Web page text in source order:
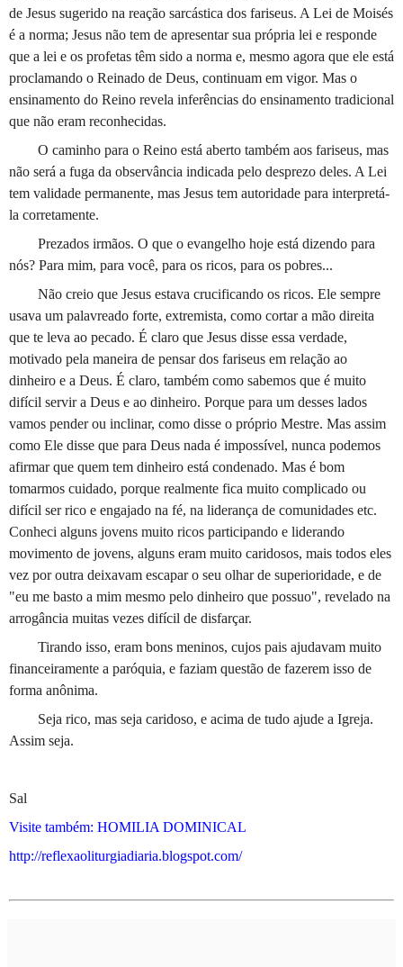
de Jesus sugerido na reação sarcástica dos fariseus. A Lei de Moisés
é a norma; Jesus não tem de apresentar sua própria lei e responde
que a lei e os profetas têm sido a norma e, mesmo agora que ele está
proclamando o Reina­do de Deus, continuam em vigor. Mas o
ensinamento do Reino revela inferências do ensinamento tradi­cional
que não eram reconhecidas.
O caminho para o Reino está aberto também aos fariseus, mas
não será a fuga da observância indicada pelo desprezo deles. A Lei
tem validade permanente, mas Jesus tem autoridade para inter­pretá-
la corretamente.
Prezados irmãos. O que o evangelho hoje está dizendo para
nós? Para mim, para você, para os ricos, para os pobres...
Não creio que Jesus estava crucificando os ricos. Ele sempre
usava um palavreado forte, extremista, como cortar a mão direita
que te leva ao pecado. É claro que Jesus disse essa verdade,
motivado pela maneira de pensar dos fariseus em relação ao
dinheiro e a Deus. É claro, também como sabemos que é muito
difícil servir a Deus e ao dinheiro. Porque para um desses lados
vamos pender ou inclinar, como disse o próprio Mestre. Mas assim
como Ele disse que para Deus nada é impossível, nunca podemos
afirmar que quem tem dinheiro está condenado. Mas é bom
tomarmos cuidado, porque realmente fica muito complicado ou
difícil ser rico e engajado na fé, na liderança de comunidades etc.
Conheci alguns jovens muito ricos participando e liderando
movimento de jovens, alguns eram muito caridosos, mais todos eles
vez por outra deixavam escapar o seu olhar de superioridade, e de
"eu me basto a mim mesmo pelo dinheiro que possuo", revelado na
arrogância muitas vezes difícil de disfarçar.
Tirando isso, eram bons meninos, cujos pais ajudavam muito
financeiramente a paróquia, e faziam questão de fazerem isso de
forma anônima.
Seja rico, mas seja caridoso, e acima de tudo ajude a Igreja.
Assim seja.
Sal
Visite também: HOMILIA DOMINICAL
http://reflexaoliturgiadiaria.blogspot.com/